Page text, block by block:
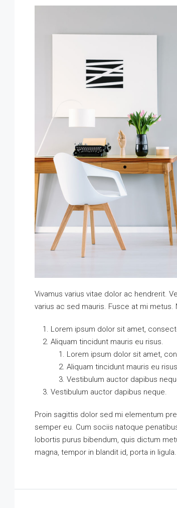
Vivamus varius vitae dolor ac hendrerit.
varius ac sed mauris. Fusce at mi
Lorem ipsum dolor sit amet,
Aliquam tincidunt mauris eu risus.
Lorem ipsum dolor sit amet,
Aliquam tincidunt mauris eu
Vestibulum auctor dapibus
Vestibulum auctor dapibus neque.
Proin sagittis dolor sed mi elementum
semper eu. Cum sociis natoque
lobortis purus bibendum, quis dictum
magna, tempor in blandit id, porta in